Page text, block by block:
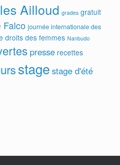
Ailloud grades gratuit
Falco journée internationale des
droits des femmes Nanbudo
presse recettes
stage stage d'été